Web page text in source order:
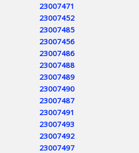
23007471
23007452
23007485
23007456
23007486
23007488
23007489
23007490
23007487
23007491
23007493
23007492
23007497